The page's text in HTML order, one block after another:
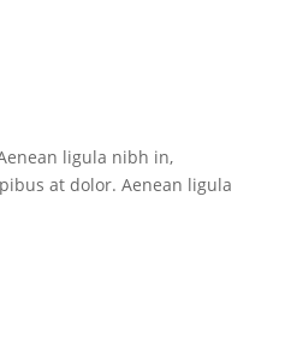
ligula nibh in,
at dolor. Aenean ligula